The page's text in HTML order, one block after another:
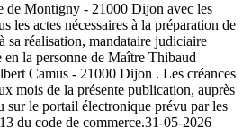
Montigny - 21000 Dijon avec les
les actes nécessaires à la préparation de
sa réalisation, mandataire judiciaire
la personne de Maître Thibaud
Camus - 21000 Dijon . Les créances
mois de la présente publication, auprès
sur le portail électronique prévu par les
du code de commerce.31-05-2026